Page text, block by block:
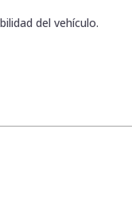
del vehículo.